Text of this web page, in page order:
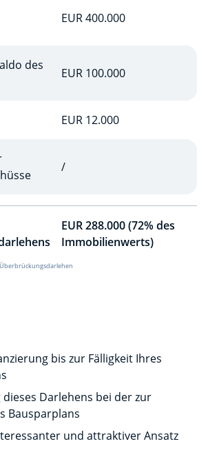
EUR 400.000
des
EUR 100.000
EUR 12.000
/
EUR 288.000 (72% des
Immobilienwerts)
bis zur Fälligkeit Ihres
dieses Darlehens bei der zur
Bausparplans
und attraktiver Ansatz